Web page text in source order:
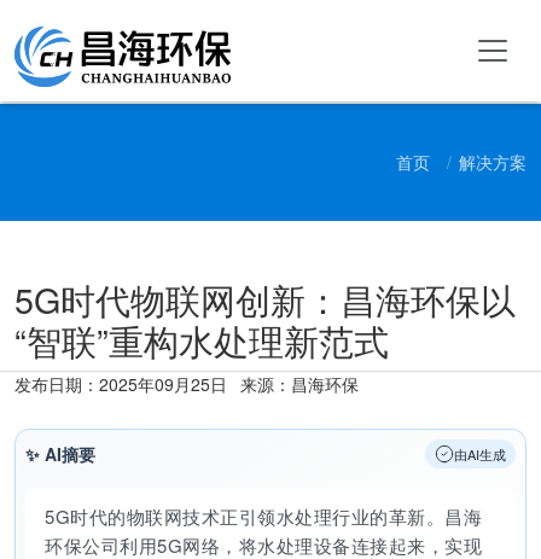
首页 解决方案
5G时代物联网创新：昌海环保以
“智联”重构水处理新范式
发布日期： 2025年09月25日 来源：昌海环保
✨ AI摘要 由AI生成
5G时代的物联网技术正引领水处理行业的革新。昌海
环保公司利用5G网络，将水处理设备连接起来，实现